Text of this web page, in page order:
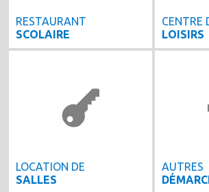
RESTAURANT
SCOLAIRE
CENTRE
LOISIRS
LOCATION DE
SALLES
AUTRES